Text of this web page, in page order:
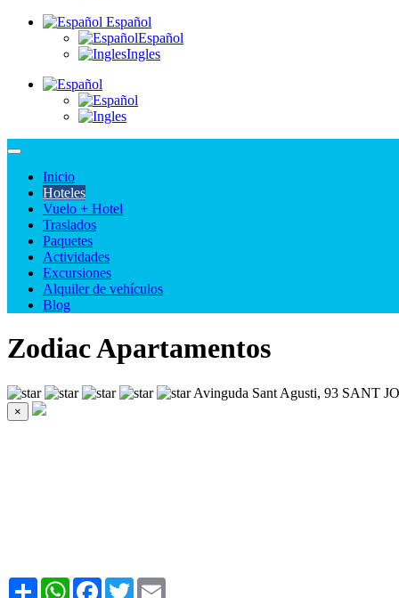
Español
Español
Ingles
Inicio
Hoteles
Vuelo + Hotel
Traslados
Paquetes
Actividades
Excursiones
Alquiler de vehículos
Blog
Zodiac Apartamentos
Avinguda Sant Agusti, 93 SANT
×
Share WhatsAppFacebook
Twitter